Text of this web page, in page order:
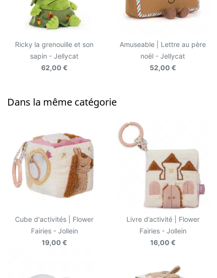
Ricky la grenouille et son
sapin - Jellycat
62,00 €
Amuseable | Lettre au père
noël - Jellycat
52,00 €
Dans la même catégorie
Cube d'activités | Flower
Fairies - Jollein
19,00 €
Livre d’activité | Flower
Fairies - Jollein
16,00 €